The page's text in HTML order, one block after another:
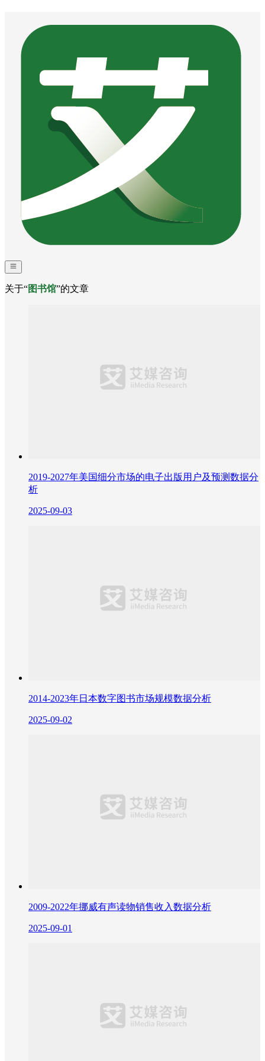
关于“图书馆”的文章
2019-2027年美国细分市场的电子出版用户及预测数据分
析
2025-09-03
2014-2023年日本数字图书市场规模数据分析
2025-09-02
2009-2022年挪威有声读物销售收入数据分析
2025-09-01